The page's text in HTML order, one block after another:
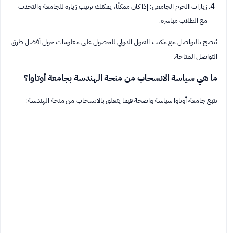
زيارات الحرم الجامعي: إذا كان ممكنًا، يمكنك ترتيب زيارة للجامعة والتحدث
مع الطلاب مباشرة.
يُنصح بالتواصل مع مكتب القبول الدولي للحصول على معلومات حول أفضل طرق
التواصل المتاحة.
ما هي سياسة الانسحاب من منحة الهندسة بجامعة أوتاوا؟
تتبع جامعة أوتاوا سياسة واضحة فيما يتعلق بالانسحاب من منحة الهندسة: